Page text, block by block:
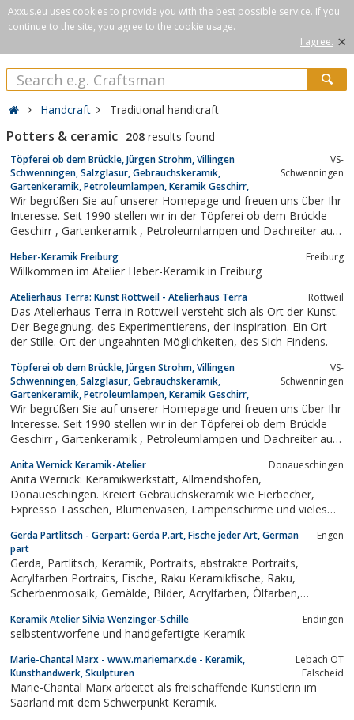
Axxus.eu uses cookies to provide you with the best possible service. If you
continue to the site, you agree to the cookie usage.
I agree. ×
Handcraft Traditional handicraft
Potters & ceramic 208 results found
Töpferei ob dem Brückle, Jürgen Strohm, Villingen
Schwenningen, Salzglasur, Gebrauchskeramik,
Gartenkeramik, Petroleumlampen, Keramik Geschirr,
VS-
Schwenningen
Wir begrüßen Sie auf unserer Homepage und freuen uns über Ihr
Interesse. Seit 1990 stellen wir in der Töpferei ob dem Brückle
Geschirr , Gartenkeramik , Petroleumlampen und Dachreiter aus
Heber-Keramik Freiburg Freiburg
Willkommen im Atelier Heber-Keramik in Freiburg
Atelierhaus Terra: Kunst Rottweil - Atelierhaus Terra Rottweil
Das Atelierhaus Terra in Rottweil versteht sich als Ort der Kunst.
Der Begegnung, des Experimentierens, der Inspiration. Ein Ort
der Stille. Ort der ungeahnten Möglichkeiten, des Sich-Findens.
Töpferei ob dem Brückle, Jürgen Strohm, Villingen
Schwenningen, Salzglasur, Gebrauchskeramik,
Gartenkeramik, Petroleumlampen, Keramik Geschirr,
VS-
Schwenningen
Wir begrüßen Sie auf unserer Homepage und freuen uns über Ihr
Interesse. Seit 1990 stellen wir in der Töpferei ob dem Brückle
Geschirr , Gartenkeramik , Petroleumlampen und Dachreiter aus
Anita Wernick Keramik-Atelier Donaueschingen
Anita Wernick: Keramikwerkstatt, Allmendshofen,
Donaueschingen. Kreiert Gebrauchskeramik wie Eierbecher,
Expresso Tässchen, Blumenvasen, Lampenschirme und vieles
Schloessern.
Gerda Partlitsch - Gerpart: Gerda P.art, Fische jeder Art, German
part
Engen
Gerda, Partlitsch, Keramik, Portraits, abstrakte Portraits,
Acrylfarben Portraits, Fische, Raku Keramikfische, Raku,
Scherbenmosaik, Gemälde, Bilder, Acrylfarben, Ölfarben,
Unterwasserwelt, Kunst, Art
Keramik Atelier Silvia Wenzinger-Schille Endingen
selbstentworfene und handgefertigte Keramik
Marie-Chantal Marx - www.mariemarx.de - Keramik,
Kunsthandwerk, Skulpturen
Lebach OT
Falscheid
Marie-Chantal Marx arbeitet als freischaffende Künstlerin im
Saarland mit dem Schwerpunkt Keramik.